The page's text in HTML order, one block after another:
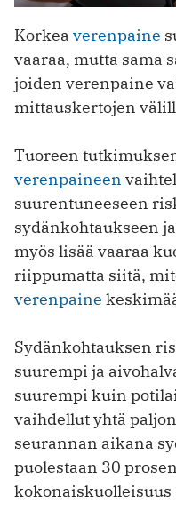
Korkea verenpaine
vaaraa, mutta sama
joiden verenpaine
mittauskertojen
Tuoreen
verenpaineen
suurentuneeseen
sydänkohtaukseen
myös lisää vaaraa
riippumatta siitä,
verenpaine
Sydänkohtauksen
suurempi ja
suurempi kuin
vaihdellut yhtä
seurannan aikana
puolestaan 30